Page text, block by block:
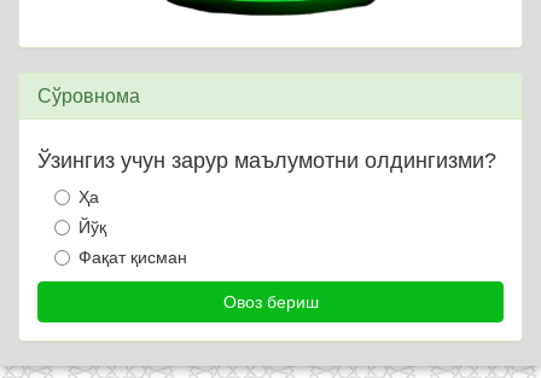
Сўровнома
Ўзингиз учун зарур маълумотни олдингизми?
Ҳа
Йўқ
Фақат қисман